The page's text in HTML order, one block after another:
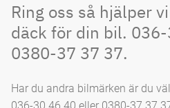
Ring oss så hjälper
däck för din bil.
0380-37 37 37.
Har du andra bilmärken är du